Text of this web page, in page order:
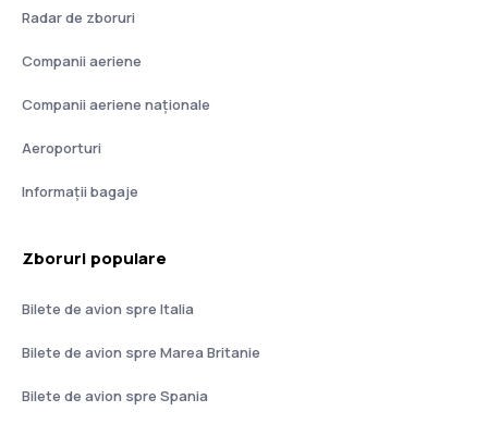
Radar de zboruri
Companii aeriene
Companii aeriene naţionale
Aeroporturi
Informații bagaje
Zboruri populare
Bilete de avion spre Italia
Bilete de avion spre Marea Britanie
Bilete de avion spre Spania